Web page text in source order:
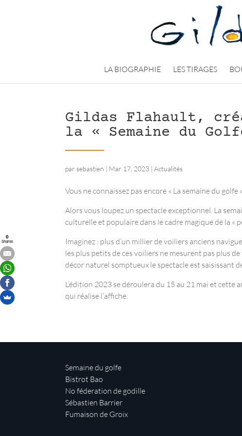
LA BIOGRAPHIE LES TIRAGES
Gildas Flahault,
la « Semaine du
par sebastien | Mar 17, 2023 |Actualités
Vous ne connaissez pas encore « La semaine du golfe
Alors vous loupez un spectacle exceptionnel. La
culturelle et populaire dans le cadre magique de la «
Imaginez : plus d’un millier de voiliers anciens
les plus petits de ces voiliers ne mesurent pas plus
décor naturel somptueux le spectacle est saisissant
L’édition 2023 se déroulera du 15 au 21 mai et cette
qui réalise l’affiche.
Semaine du golfe
Bistrot Bao
No féderation de godille
Sébastien Barrier
Fumaison de Groix
0
Shares